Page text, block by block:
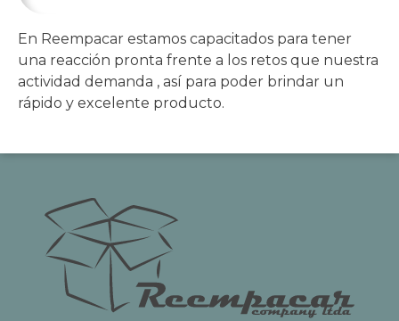
En Reempacar estamos capacitados para tener
una reacción pronta frente a los retos que nuestra
actividad demanda , así para poder brindar un
rápido y excelente producto.